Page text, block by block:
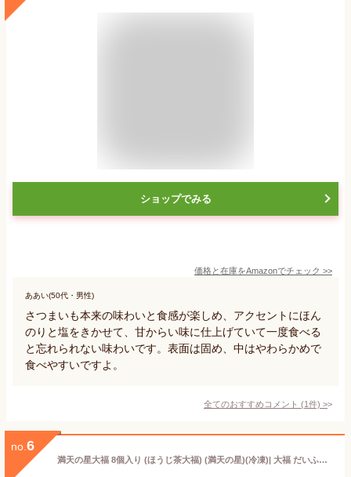
ショップでみる
価格と在庫をAmazonでチェック >>
ああい(50代・男性)
さつまいも本来の味わいと食感が楽しめ、アクセントにほん
のりと塩をきかせて、甘からい味に仕上げていて一度食べる
と忘れられない味わいです。表面は固め、中はやわらかめで
食べやすいですよ。
全てのおすすめコメント (1件) >
no. 6
満天の星大福 8個入り (ほうじ茶大福) (満天の星)(冷凍)| 大福 だいふく ほうじ茶 ほうじ茶大福 お菓子 和菓子 高知県 高知